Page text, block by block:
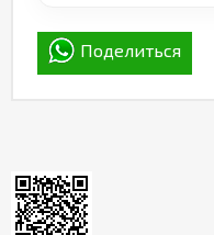
Поделиться